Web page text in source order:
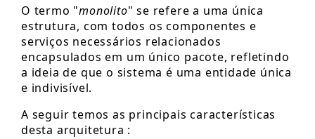
O termo "monolito" se refere a uma única
estrutura, com todos os componentes e
serviços necessários relacionados
encapsulados em um único pacote, refletindo
a ideia de que o sistema é uma entidade única
e indivisível.
A seguir temos as principais características
desta arquitetura :